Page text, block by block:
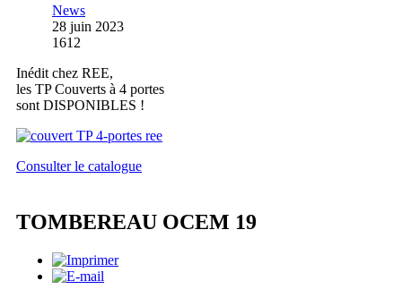
News
28 juin 2023
1612
Inédit chez REE,
les TP Couverts à 4 portes
sont DISPONIBLES !
Consulter le catalogue
TOMBEREAU OCEM 19